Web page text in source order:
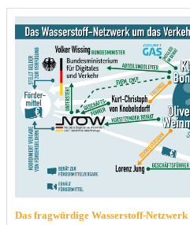
Das fragwürdige Wasserstoff-